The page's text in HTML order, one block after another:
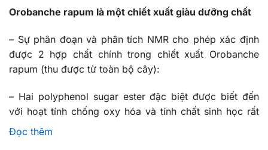
Orobanche rapum là một chiết xuất giàu dưỡng chất
– Sự phân đoạn và phân tích NMR cho phép xác định
được 2 hợp chất chính trong chiết xuất Orobanche
rapum (thu được từ toàn bộ cây):
– Hai polyphenol sugar ester đặc biệt được biết đến
với hoạt tính chống oxy hóa và tính chất sinh học rất
cao.
Đọc thêm